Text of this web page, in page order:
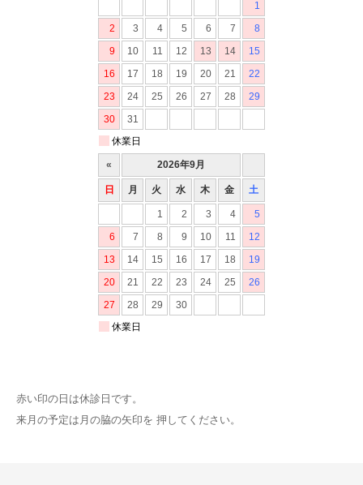
赤い印の日は休診日です。
来月の予定は月の脇の矢印を 押してください。